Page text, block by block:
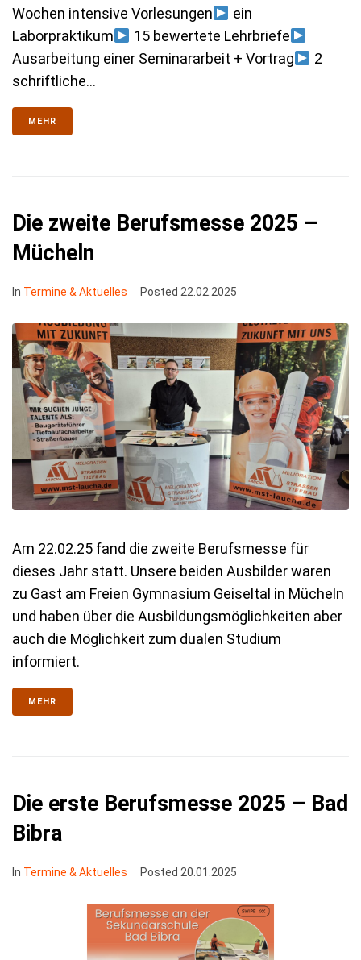
Wochen intensive Vorlesungen
ein
Laborpraktikum
15 bewertete Lehrbriefe
Ausarbeitung einer Seminararbeit + Vortrag
2
schriftliche...
MEHR
Die zweite Berufsmesse 2025 –
Mücheln
In Termine & Aktuelles Posted 22.02.2025
Am 22.02.25 fand die zweite Berufsmesse für
dieses Jahr statt. Unsere beiden Ausbilder waren
zu Gast am Freien Gymnasium Geiseltal in Mücheln
und haben über die Ausbildungsmöglichkeiten aber
auch die Möglichkeit zum dualen Studium
informiert.
MEHR
Die erste Berufsmesse 2025 – Bad
Bibra
In Termine & Aktuelles Posted 20.01.2025